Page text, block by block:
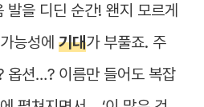
발을 디딘 순간! 왠지 모르게
능성에기대가 부풀죠. 주
옵션…? 이름만 들어도 복잡